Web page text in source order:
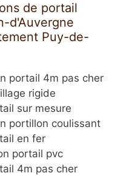
de portail
d'Auvergne
Puy-de-
portail 4m pas cher
rigide
sur mesure
portillon coulissant
en fer
portail pvc
4m pas cher